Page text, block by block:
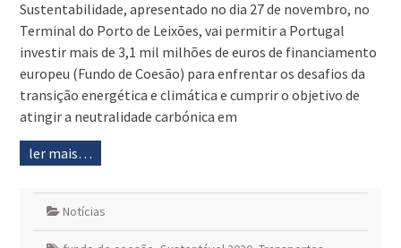
Sustentabilidade, apresentado no dia 27 de novembro, no
Terminal do Porto de Leixões, vai permitir a Portugal
investir mais de 3,1 mil milhões de euros de financiamento
europeu (Fundo de Coesão) para enfrentar os desafios da
transição energética e climática e cumprir o objetivo de
atingir a neutralidade carbónica em
ler mais…
Notícias